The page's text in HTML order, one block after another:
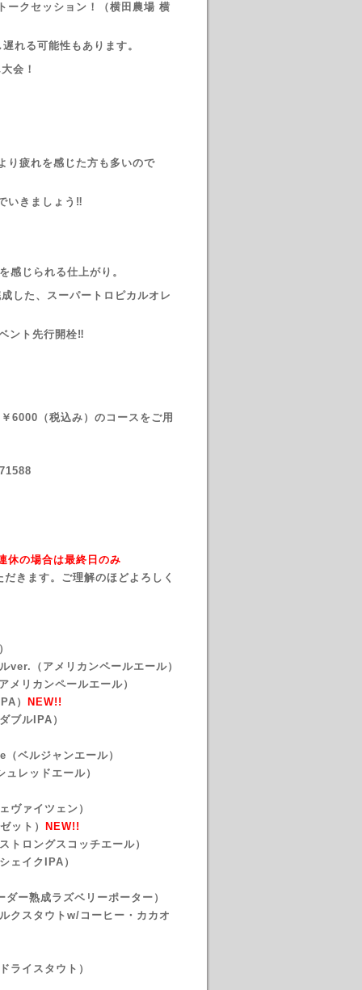
クセッション！（横田農場 横
れる可能性もあります。
会！
り疲れを感じた方も多いので
いきましょう‼
じられる仕上がり。
した、スーパートロピカルオレ
ント先行開栓‼
6000（税込み）のコースをご用
の場合は最終日のみ
きます。ご理解のほどよろしく
（アメリカンペールエール）
メリカンペールエール）
）
NEW!!
ブルIPA）
ベルジャンエール）
ュレッドエール）
ヴァイツェン）
ット ）
NEW!!
ロングスコッチエール）
ェイクIPA）
ー熟成ラズベリーポーター）
クスタウトw/コーヒー・カカオ
ライスタウト）